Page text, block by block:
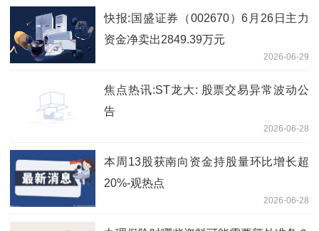
快报:国盛证券（002670）6月26日主力
资金净卖出2849.39万元
2026-06-29
焦点热讯:ST龙大: 股票交易异常波动公
告
2026-06-28
本周13股获南向资金持股量环比增长超
20%-观热点
2026-06-28